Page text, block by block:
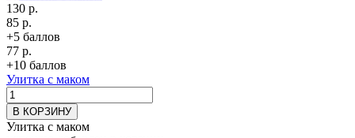
130 р.
85 р.
+5 баллов
77 р.
+10 баллов
Улитка с маком
В КОРЗИНУ
Улитка с маком